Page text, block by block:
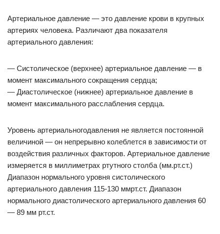
Артериальное давление — это давление крови в крупных
артериях человека. Различают два показателя
артериального давления:
— Систолическое (верхнее) артериальное давление — в
момент максимального сокращения сердца;
— Диастолическое (нижнее) артериальное давление в
момент максимального расслабления сердца.
Уровень артериальногодавления не является постоянной
величиной — он непрерывно колеблется в зависимости от
воздействия различных факторов. Артериальное давление
измеряется в миллиметрах ртутного столба (мм.рт.ст.)
Диапазон нормального уровня систолического
артериального давления 115-130 ммрт.ст. Диапазон
нормального диастолического артериального давления 60
— 89 мм рт.ст.